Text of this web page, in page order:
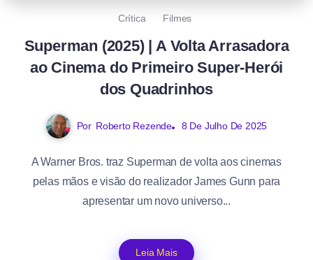
Crítica Filmes
Superman (2025) | A Volta Arrasadora
ao Cinema do Primeiro Super-Herói
dos Quadrinhos
Por Roberto Rezende 8 De Julho De 2025
A Warner Bros. traz Superman de volta aos cinemas
pelas mãos e visão do realizador James Gunn para
apresentar um novo universo...
Leia Mais